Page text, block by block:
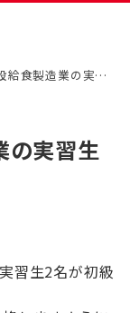
習生が初級試験を受けました
の実習生
習生2名が初級